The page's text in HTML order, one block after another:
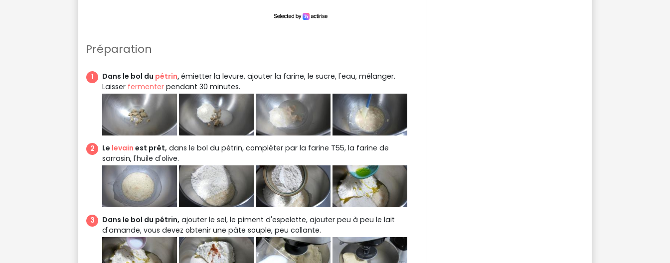
Préparation
Dans le bol du pétrin, émietter la levure, ajouter la farine, le sucre, l'eau, mélanger.
Laisser fermenter pendant 30 minutes.
Le levain est prêt, dans le bol du pétrin, compléter par la farine T55, la farine de
sarrasin, l'huile d'olive.
Dans le bol du pétrin, ajouter le sel, le piment d'espelette, ajouter peu à peu le lait
d'amande, vous devez obtenir une pâte souple, peu collante.